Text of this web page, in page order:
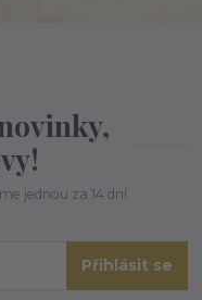
jednou za 14 dní.
Přihlásit se